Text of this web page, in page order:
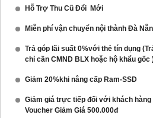
Hỗ Trợ Thu Cũ Đổi Mới
Miễn phí vận chuyển nội thành Đà
Trả góp lãi suất 0%với thẻ tín dụng
chỉ cần CMND BLX hoặc hộ khẩu gốc
Giảm 20%khi nâng cấp Ram-SSD
Giảm giá trực tiếp đối với khách hàng
Voucher Giảm Giá 500.000đ